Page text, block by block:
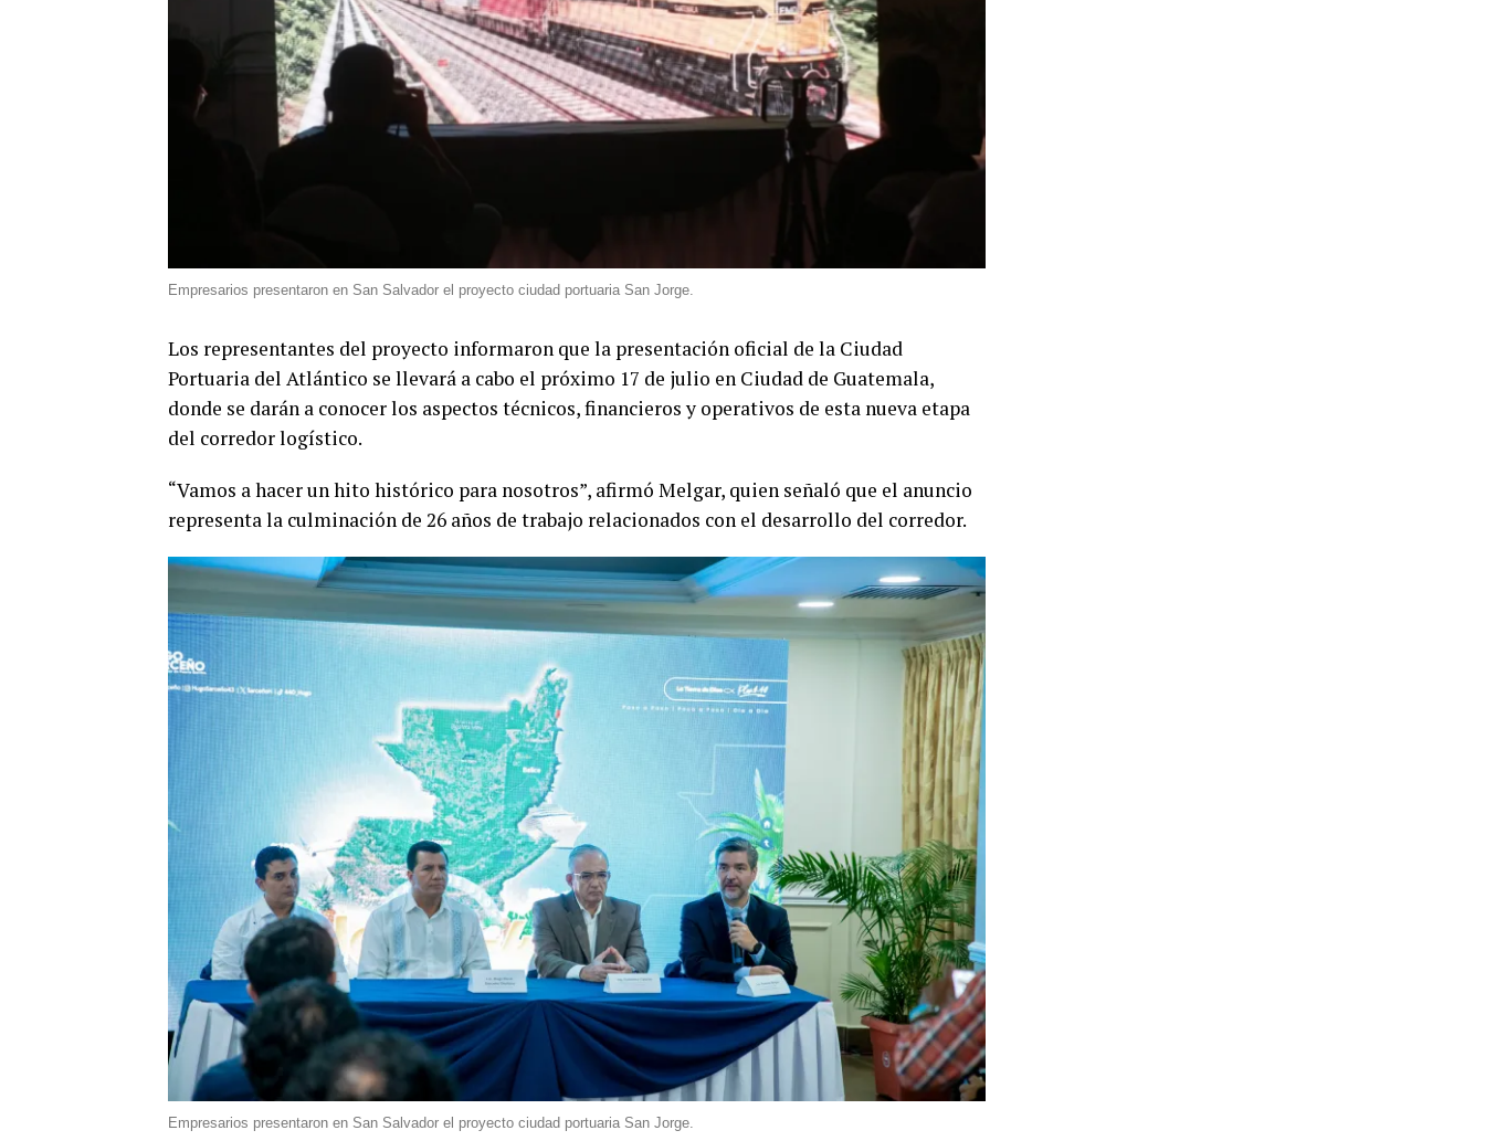
Empresarios presentaron en San Salvador el proyecto ciudad portuaria San Jorge.
Los representantes del proyecto informaron que la presentación oficial de la Ciudad
Portuaria del Atlántico se llevará a cabo el próximo 17 de julio en Ciudad de Guatemala,
donde se darán a conocer los aspectos técnicos, financieros y operativos de esta nueva etapa
del corredor logístico.
“Vamos a hacer un hito histórico para nosotros”, afirmó Melgar, quien señaló que el anuncio
representa la culminación de 26 años de trabajo relacionados con el desarrollo del corredor.
Empresarios presentaron en San Salvador el proyecto ciudad portuaria San Jorge.